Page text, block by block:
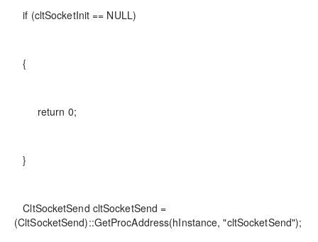
if (cltSocketInit == NULL)
{
return 0;
}
CltSocketSend cltSocketSend =
(CltSocketSend)::GetProcAddress(hInstance, "cltSocketSend");